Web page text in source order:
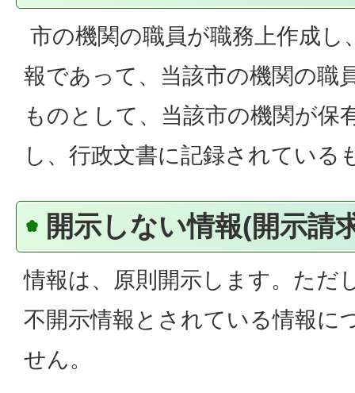
市の機関の職員が職務上作成し
報であって、当該市の機関の職
ものとして、当該市の機関が保
し、行政文書に記録されている
開示しない情報(開示請
情報は、原則開示します。ただ
不開示情報とされている情報に
せん。